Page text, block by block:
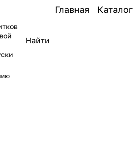
Главная Каталог